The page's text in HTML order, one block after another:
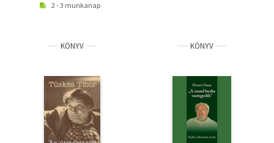
2 - 3 munkanap
KÖNYV KÖNYV